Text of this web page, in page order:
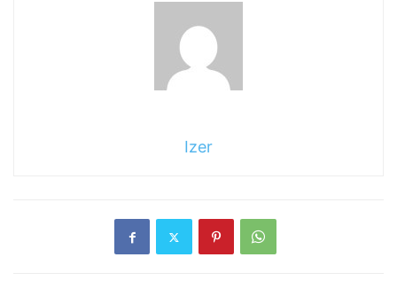
Izer